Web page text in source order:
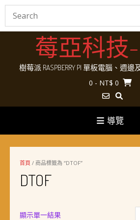
Skip
莓亞科技
樹莓派 RASPBERRY PI 單板電腦、週
0 - NT$ 0
導覽
首頁 / 商品標籤為 “DTOF”
DTOF
顯示單一結果